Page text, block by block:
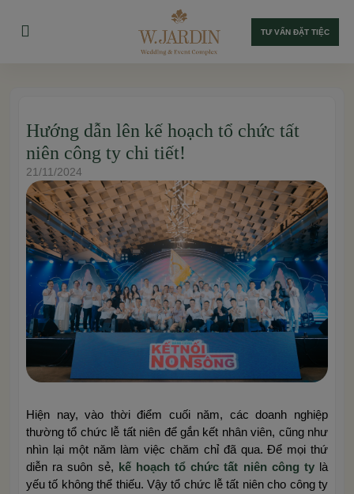
TƯ VẤN ĐẶT TIỆC
Hướng dẫn lên kế hoạch tổ chức tất
niên công ty chi tiết!
21/11/2024
Hiện nay, vào thời điểm cuối năm, các doanh nghiệp
thường tổ chức lễ tất niên để gắn kết nhân viên, cũng như
nhìn lại một năm làm việc chăm chỉ đã qua. Để mọi thứ
diễn ra suôn sẻ, kế hoạch tổ chức tất niên công tylà
yếu tố không thể thiếu. Vậy tổ chức lễ tất niên cho công ty